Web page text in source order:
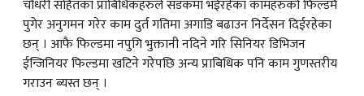
चौधरी सहितका प्राबिधिकहरुले सडकमा भईरहेका कामहरुको फिल्डमै
पुगेर अनुगमन गरेर काम दुर्त गतिमा अगाडि बढाउन निर्देसन दिईरहेका
छन् । आफै फिल्डमा नपुगि भुक्तानी नदिने गरि सिनियर डिभिजन
ईन्जिनियर फिल्डमा खटिने गरेपछि अन्य प्राबिधिक पनि काम गुणस्तरीय
गराउन ब्यस्त छन् ।